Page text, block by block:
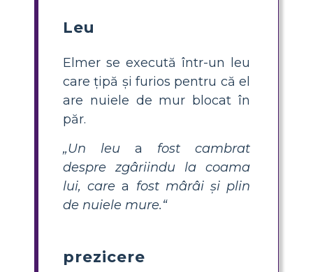
Leu
Elmer se execută într-un leu
care țipă și furios pentru că el
are nuiele de mur blocat în
păr.
„Un leu a fost cambrat
despre zgâriindu la coama
lui, care a fost mârâi și plin
de nuiele mure.“
prezicere